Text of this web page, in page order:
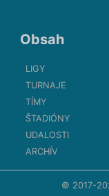
Obsah
LIGY
TURNAJE
TÍMY
ŠTADIÓNY
UDALOSTI
ARCHÍV
© 2017-